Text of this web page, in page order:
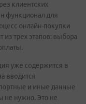
клиентских
функционал для
онлайн-покупки
из трех этапов: выбора
уже содержится в
вводится
и иные данные
не нужно. Это не